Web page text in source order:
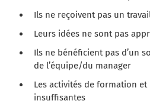
Ils ne reçoivent pas un
Leurs idées ne sont pas
Ils ne bénéficient pas d’un
de l’équipe/du manager
Les activités de formation
insuffisantes